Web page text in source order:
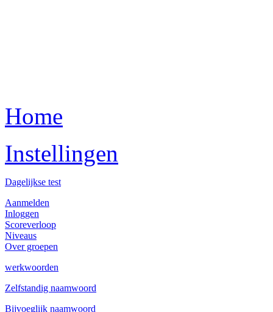
Home
Instellingen
Dagelijkse test
Aanmelden
Inloggen
Scoreverloop
Niveaus
Over groepen
werkwoorden
Zelfstandig naamwoord
Bijvoeglijk naamwoord